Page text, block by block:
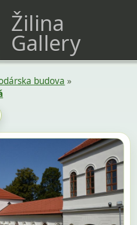
Žilina
Gallery
budova »